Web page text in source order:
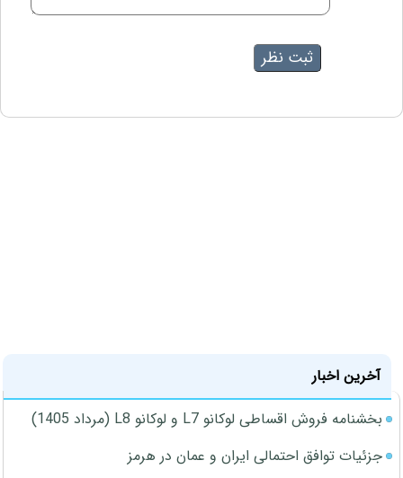
آخرین اخبار
بخشنامه فروش اقساطی لوکانو L7 و لوکانو L8 (مرداد 1405)
جزئیات توافق احتمالی ایران و عمان در هرمز